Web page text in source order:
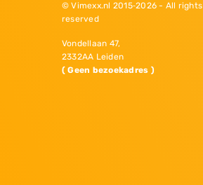
© Vimexx.nl 2015‐2026 - All rights
reserved
Vondellaan 47,
2332AA Leiden
( Geen bezoekadres )